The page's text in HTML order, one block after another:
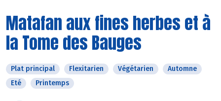
Matafan aux fines herbes et à
la Tome des Bauges
Plat principal Flexitarien Végétarien
Automne
Eté
Printemps